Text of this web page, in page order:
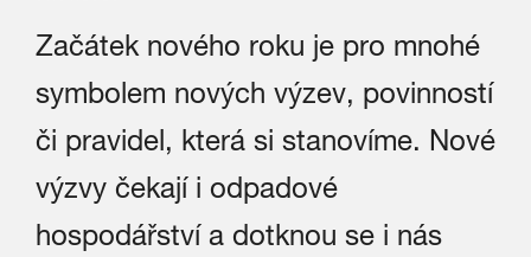
Začátek nového roku je pro mnohé
symbolem nových výzev, povinností
či pravidel, která si stanovíme. Nové
výzvy čekají i odpadové
hospodářství a dotknou se i nás